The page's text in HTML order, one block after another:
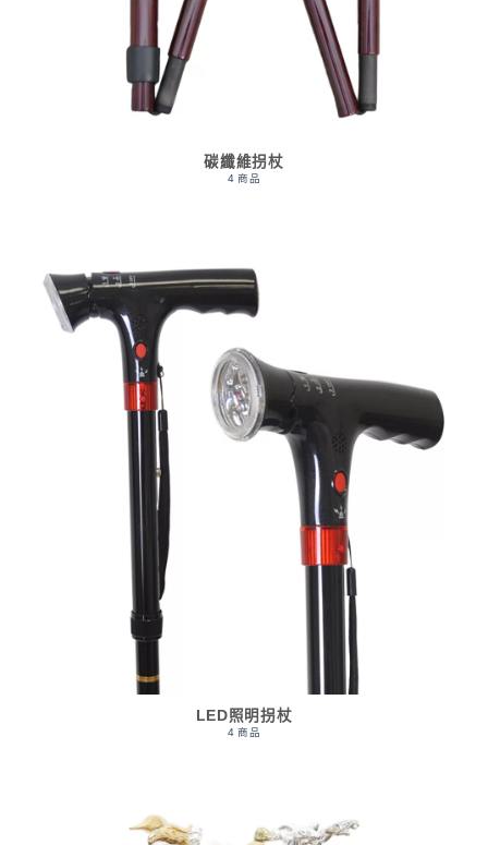
碳纖維拐杖
4 商品
LED照明拐杖
4 商品